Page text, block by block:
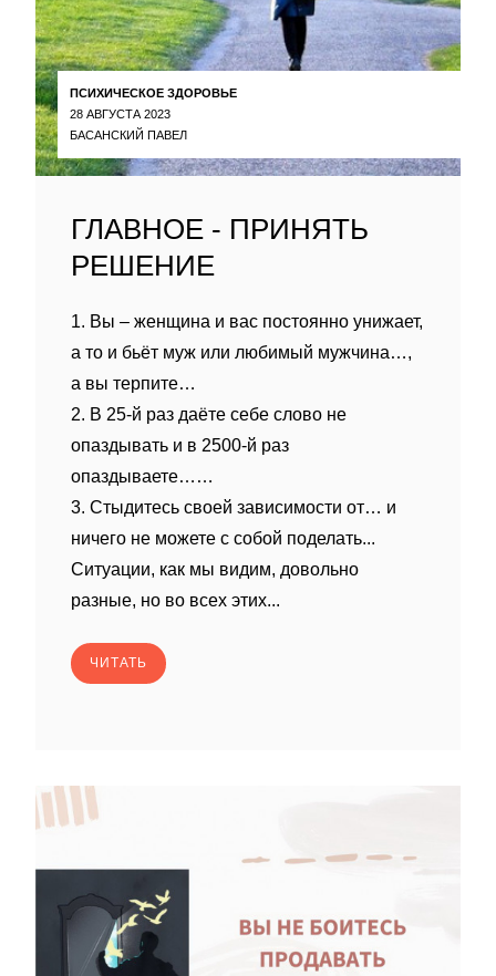
ПСИХИЧЕСКОЕ ЗДОРОВЬЕ
28 АВГУСТА 2023
БАСАНСКИЙ ПАВЕЛ
ГЛАВНОЕ - ПРИНЯТЬ
РЕШЕНИЕ
1. Вы – женщина и вас постоянно унижает,
а то и бьёт муж или любимый мужчина…,
а вы терпите…
2. В 25-й раз даёте себе слово не
опаздывать и в 2500-й раз
опаздываете……
3. Стыдитесь своей зависимости от… и
ничего не можете с собой поделать...
Ситуации, как мы видим, довольно
разные, но во всех этих...
ЧИТАТЬ